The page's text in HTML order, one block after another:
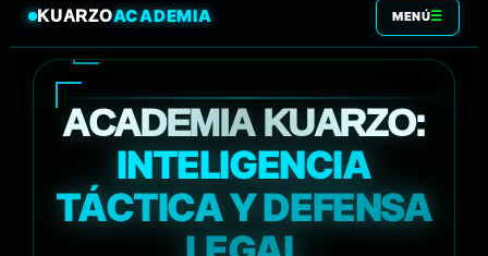
KUARZOACADEMIA MENÚ☰
ACADEMIA KUARZO:
INTELIGENCIA
TÁCTICA Y DEFENSA